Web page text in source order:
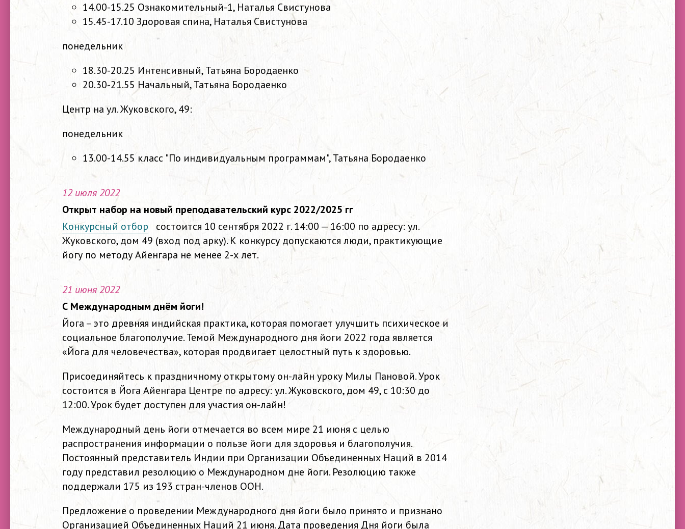
14.00-15.25 Ознакомительный-1, Наталья Свистунова
15.45-17.10 Здоровая спина, Наталья Свистунова
понедельник
18.30-20.25 Интенсивный, Татьяна Бородаенко
20.30-21.55 Начальный, Татьяна Бородаенко
Центр на ул. Жуковского, 49:
понедельник
13.00-14.55 класс "По индивидуальным программам", Татьяна Бородаенко
12 июля 2022
Открыт набор на новый преподавательский курс 2022/2025 гг
Конкурсный отбор состоится 10 сентября 2022 г. 14:00 — 16:00 по адресу: ул.
Жуковского, дом 49 (вход под арку). К конкурсу допускаются люди, практикующие
йогу по методу Айенгара не менее 2-х лет.
21 июня 2022
С Международным днём йоги!
Йога – это древняя индийская практика, которая помогает улучшить психическое и
социальное благополучие. Темой Международного дня йоги 2022 года является
«Йога для человечества», которая продвигает целостный путь к здоровью.
Присоединяйтесь к праздничному открытому он-лайн уроку Милы Пановой. Урок
состоится в Йога Айенгара Центре по адресу: ул. Жуковского, дом 49, с 10:30 до
12:00. Урок будет доступен для участия он-лайн!
Международный день йоги отмечается во всем мире 21 июня с целью
распространения информации о пользе йоги для здоровья и благополучия.
Постоянный представитель Индии при Организации Объединенных Наций в 2014
году представил резолюцию о Международном дне йоги. Резолюцию также
поддержали 175 из 193 стран-членов ООН.
Предложение о проведении Международного дня йоги было принято и признано
Организацией Объединенных Наций 21 июня. Дата проведения Дня йоги была